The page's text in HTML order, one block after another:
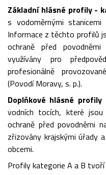
Základní hlásné profily -
s vodoměrnými
Informace z těchto profilů
ochraně před
využívány pro
profesionálně
(Povodí Moravy, s. p.).
Doplňkové hlásné
vodních tocích, které
ochraně před povodněmi
zřizovány krajskými úřady
obcemi.
Profily kategorie A a B